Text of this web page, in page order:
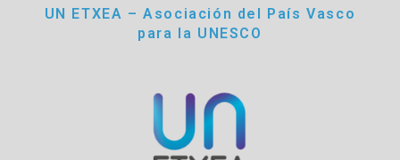
UN ETXEA – Asociación del País Vasco
para la UNESCO